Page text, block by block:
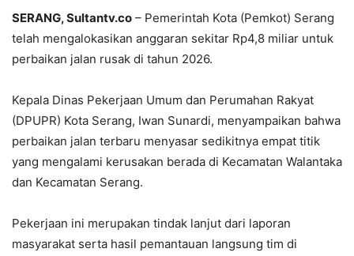
SERANG, Sultantv.co – Pemerintah Kota (Pemkot) Serang
telah mengalokasikan anggaran sekitar Rp4,8 miliar untuk
perbaikan jalan rusak di tahun 2026.
Kepala Dinas Pekerjaan Umum dan Perumahan Rakyat
(DPUPR) Kota Serang, Iwan Sunardi, menyampaikan bahwa
perbaikan jalan terbaru menyasar sedikitnya empat titik
yang mengalami kerusakan berada di Kecamatan Walantaka
dan Kecamatan Serang.
‎Pekerjaan ini merupakan tindak lanjut dari laporan
masyarakat serta hasil pemantauan langsung tim di